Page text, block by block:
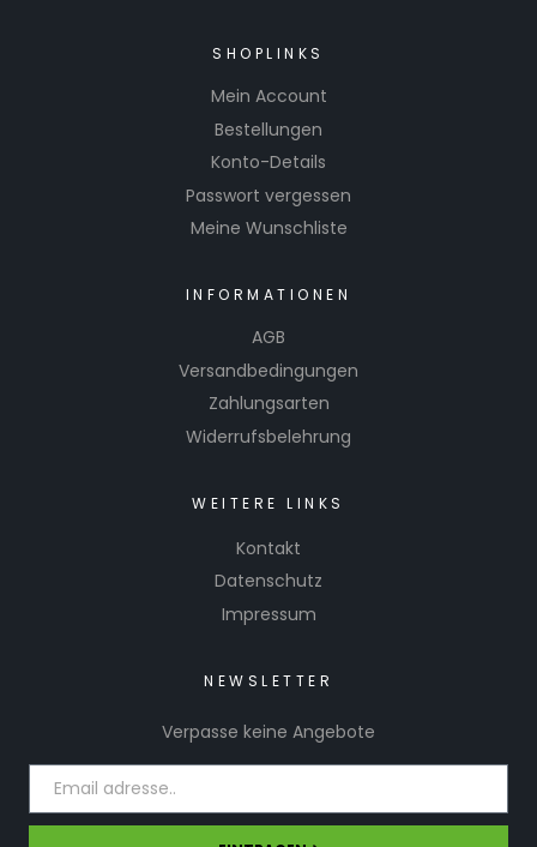
SHOPLINKS
Mein Account
Bestellungen
Konto-Details
Passwort vergessen
Meine Wunschliste
INFORMATIONEN
AGB
Versandbedingungen
Zahlungsarten
Widerrufsbelehrung
WEITERE LINKS
Kontakt
Datenschutz
Impressum
NEWSLETTER
Verpasse keine Angebote